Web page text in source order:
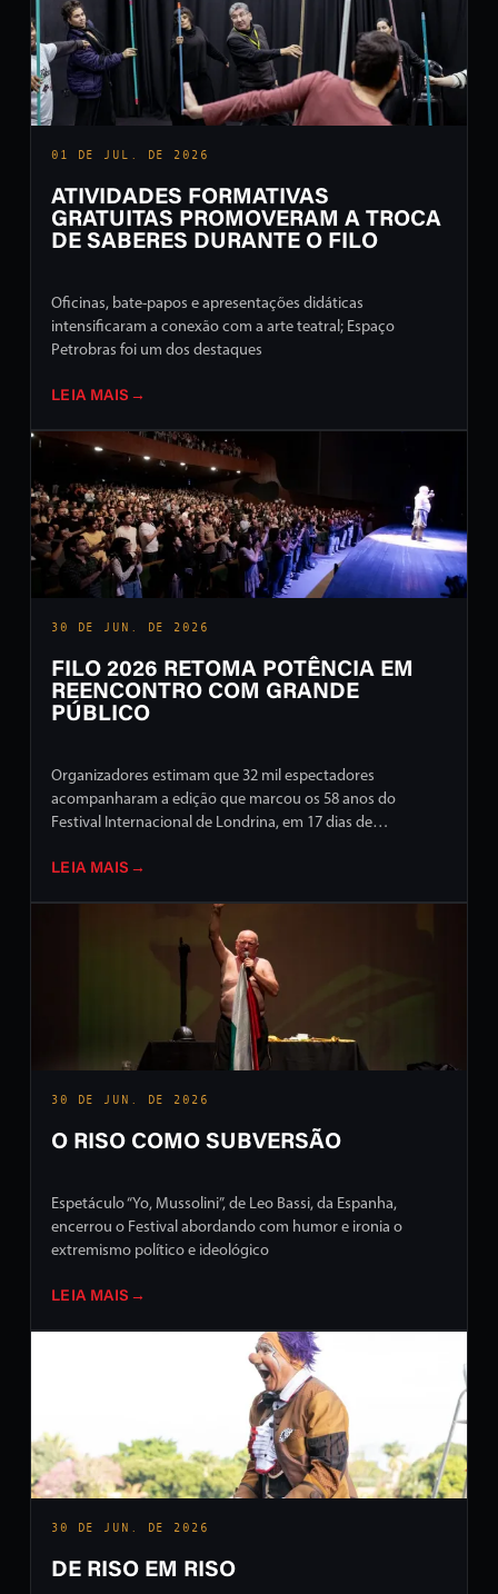
01 DE JUL. DE 2026
ATIVIDADES FORMATIVAS
GRATUITAS PROMOVERAM A TROCA
DE SABERES DURANTE O FILO
Oficinas, bate-papos e apresentações didáticas
intensificaram a conexão com a arte teatral; Espaço
Petrobras foi um dos destaques
LEIA MAIS →
30 DE JUN. DE 2026
FILO 2026 RETOMA POTÊNCIA EM
REENCONTRO COM GRANDE
PÚBLICO
Organizadores estimam que 32 mil espectadores
acompanharam a edição que marcou os 58 anos do
Festival Internacional de Londrina, em 17 dias de
LEIA MAIS →
30 DE JUN. DE 2026
O RISO COMO SUBVERSÃO
Espetáculo “Yo, Mussolini”, de Leo Bassi, da Espanha,
encerrou o Festival abordando com humor e ironia o
extremismo político e ideológico
LEIA MAIS →
30 DE JUN. DE 2026
DE RISO EM RISO